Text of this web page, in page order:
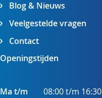
Blog & Nieuws
Veelgestelde vragen
Contact
Openingstijden
Ma t/m
08:00 t/m 16:30